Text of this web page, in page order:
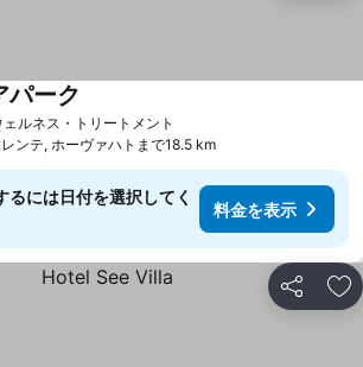
ルネス・トリートメント
パーク
ンテ, ホーヴァハトまで18.5 km
るには日付を選択してく
料金を表示
シェア お